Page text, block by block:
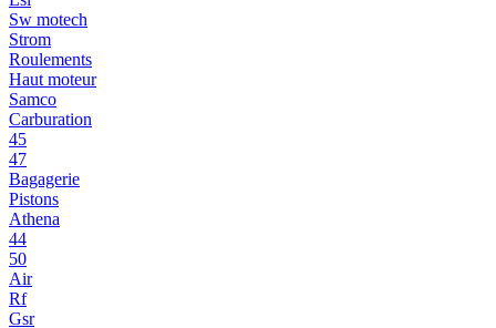
Sw motech
Strom
Roulements
Haut moteur
Samco
Carburation
45
47
Bagagerie
Pistons
Athena
44
50
Air
Rf
Gsr